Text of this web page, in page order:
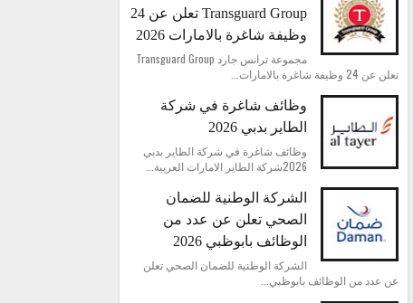
Transguard Group تعلن عن 24
وظيفة شاغرة بالامارات 2026
مجموعة ترانس جارد Transguard Group
تعلن عن 24 وظيفة شاغرة بالامارات...
وظائف شاغرة في شركة
الطاير بدبي 2026
وظائف شاغرة في شركة الطاير بدبي
2026شركة الطاير الامارات العربية...
الشركة الوطنية للضمان
الصحي تعلن عن عدد من
الوظائف بابوظبي 2026
الشركة الوطنية للضمان الصحي تعلن
عن عدد من الوظائف بابوظبي...